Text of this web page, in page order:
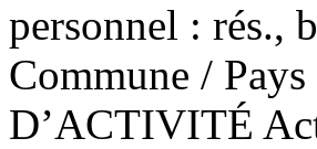
personnel : rés.,
Commune /
D’ACTIVITÉ